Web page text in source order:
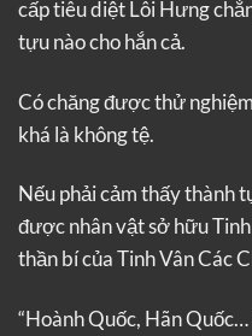
cấp tiêu diệt Lôi Hưng
tựu nào cho hắn cả.
Có chăng được thử
khá là không tệ.
Nếu phải cảm thấy thành
được nhân vật sở hữu
thần bí của Tinh Vân Các
“Hoành Quốc, Hãn